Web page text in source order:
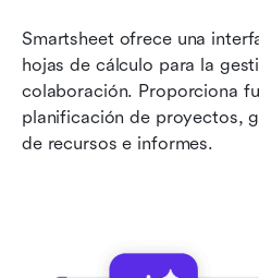
Smartsheet ofrece una
hojas de cálculo para la
colaboración. Proporciona
planificación de proyectos,
de recursos e informes.